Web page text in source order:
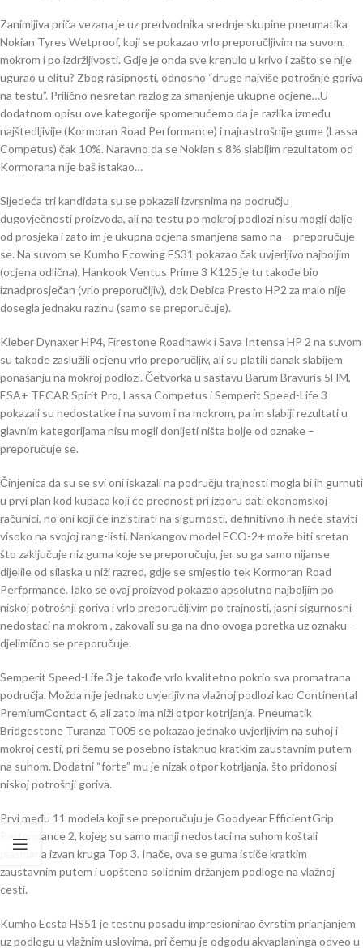
Zanimljiva priča vezana je uz predvodnika srednje skupine pneumatika
Nokian Tyres Wetproof, koji se pokazao vrlo preporučljivim na suvom,
mokrom i po izdržljivosti. Gdje je onda sve krenulo u krivo i zašto se nije
ugurao u elitu? Zbog rasipnosti, odnosno “druge najviše potrošnje goriva
na testu”. Prilično nesretan razlog za smanjenje ukupne ocjene…U
dodatnom opisu ove kategorije spomenućemo da je razlika između
najštedljivije (Kormoran Road Performance) i najrastrošnije gume (Lassa
Competus) čak 10%. Naravno da se Nokian s 8% slabijim rezultatom od
Kormorana nije baš istakao…
Sljedeća tri kandidata su se pokazali izvrsnima na području
dugovječnosti proizvoda, ali na testu po mokroj podlozi nisu mogli dalje
od prosjeka i zato im je ukupna ocjena smanjena samo na – preporučuje
se. Na suvom se Kumho Ecowing ES31 pokazao čak uvjerljivo najboljim
(ocjena odlična), Hankook Ventus Prime 3 K125 je tu takođe bio
iznadprosječan (vrlo preporučljiv), dok Debica Presto HP2 za malo nije
dosegla jednaku razinu (samo se preporučuje).
Kleber Dynaxer HP4, Firestone Roadhawk i Sava Intensa HP 2 na suvom
su takođe zaslužili ocjenu vrlo preporučljiv, ali su platili danak slabijem
ponašanju na mokroj podlozi. Četvorka u sastavu Barum Bravuris 5HM,
ESA+ TECAR Spirit Pro, Lassa Competus i Semperit Speed-Life 3
pokazali su nedostatke i na suvom i na mokrom, pa im slabiji rezultati u
glavnim kategorijama nisu mogli donijeti ništa bolje od oznake –
preporučuje se.
Činjenica da su se svi oni iskazali na području trajnosti mogla bi ih gurnuti
u prvi plan kod kupaca koji će prednost pri izboru dati ekonomskoj
računici, no oni koji će inzistirati na sigurnosti, definitivno ih neće staviti
visoko na svojoj rang-listi. Nankangov model ECO-2+ može biti sretan
što zaključuje niz guma koje se preporučuju, jer su ga samo nijanse
dijelile od silaska u niži razred, gdje se smjestio tek Kormoran Road
Performance. Iako se ovaj proizvod pokazao apsolutno najboljim po
niskoj potrošnji goriva i vrlo preporučljivim po trajnosti, jasni sigurnosni
nedostaci na mokrom , zakovali su ga na dno ovoga poretka uz oznaku –
djelimično se preporučuje.
Semperit Speed-Life 3 je takođe vrlo kvalitetno pokrio sva promatrana
područja. Možda nije jednako uvjerljiv na vlažnoj podlozi kao Continental
PremiumContact 6, ali zato ima niži otpor kotrljanja. Pneumatik
Bridgestone Turanza T005 se pokazao jednako uvjerljivim na suhoj i
mokroj cesti, pri čemu se posebno istaknuo kratkim zaustavnim putem
na suhom. Dodatni “forte” mu je nizak otpor kotrljanja, što pridonosi
niskoj potrošnji goriva.
Prvi među 11 modela koji se preporučuju je Goodyear EfficientGrip
Performance 2, kojeg su samo manji nedostaci na suhom koštali
plasmana izvan kruga Top 3. Inače, ova se guma ističe kratkim
zaustavnim putem i uopšteno solidnim držanjem podloge na vlažnoj
cesti.
Kumho Ecsta HS51 je testnu posadu impresionirao čvrstim prianjanjem
uz podlogu u vlažnim uslovima, pri čemu je odgodu akvaplaninga odveo u